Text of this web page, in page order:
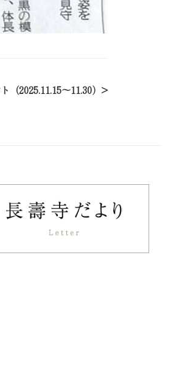
（2025.11.15～11.30）